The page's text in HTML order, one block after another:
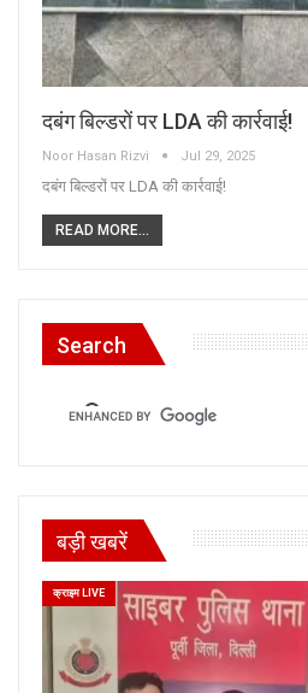
दबंग बिल्डरों पर LDA की कार्रवाई!
Noor Hasan Rizvi Jul 29, 2025
दबंग बिल्डरों पर LDA की कार्रवाई!
READ MORE...
Search
बड़ी खबरें
क्राइम LIVE